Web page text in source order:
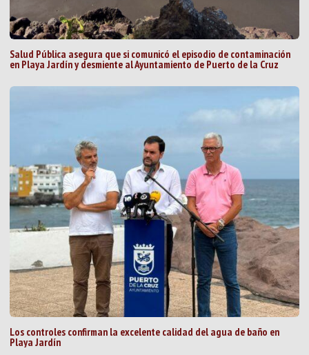
Salud Pública asegura que si comunicó el episodio de contaminación
en Playa Jardín y desmiente al Ayuntamiento de Puerto de la Cruz
Los controles confirman la excelente calidad del agua de baño en
Playa Jardín